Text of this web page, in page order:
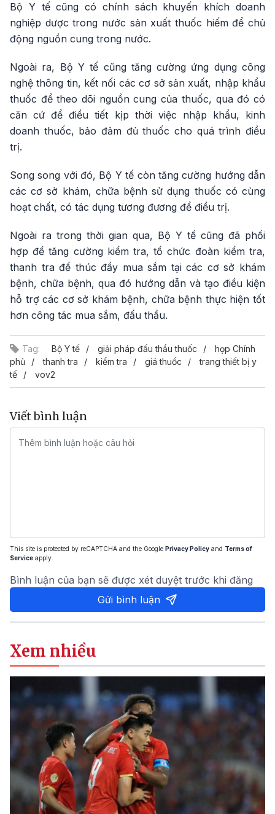
Bộ Y tế cũng có chính sách khuyến khích doanh
nghiệp dược trong nước sản xuất thuốc hiếm để chủ
động nguồn cung trong nước.
Ngoài ra, Bộ Y tế cũng tăng cường ứng dụng công
nghệ thông tin, kết nối các cơ sở sản xuất, nhập khẩu
thuốc để theo dõi nguồn cung của thuốc, qua đó có
căn cứ để điều tiết kịp thời việc nhập khẩu, kinh
doanh thuốc, bảo đảm đủ thuốc cho quá trình điều
trị.
Song song với đó, Bộ Y tế còn tăng cường hướng dẫn
các cơ sở khám, chữa bệnh sử dụng thuốc có cùng
hoạt chất, có tác dụng tương đương để điều trị.
Ngoài ra trong thời gian qua, Bộ Y tế cũng đã phối
hợp để tăng cường kiểm tra, tổ chức đoàn kiểm tra,
thanh tra để thúc đẩy mua sắm tại các cơ sở khám
bệnh, chữa bệnh, qua đó hướng dẫn và tạo điều kiện
hỗ trợ các cơ sở khám bệnh, chữa bệnh thực hiện tốt
hơn công tác mua sắm, đấu thầu.
Tag: Bộ Y tế giải pháp đấu thầu thuốc
họp Chính
phủ
thanh tra kiểm tra giá thuốc
trang thiết bị y
tế
vov2
Viết bình luận
This site is protected by reCAPTCHA and the Google Privacy Policy and Terms of
Service apply.
Bình luận của bạn sẽ được xét duyệt trước khi đăng
Gửi bình luận
Xem nhiều